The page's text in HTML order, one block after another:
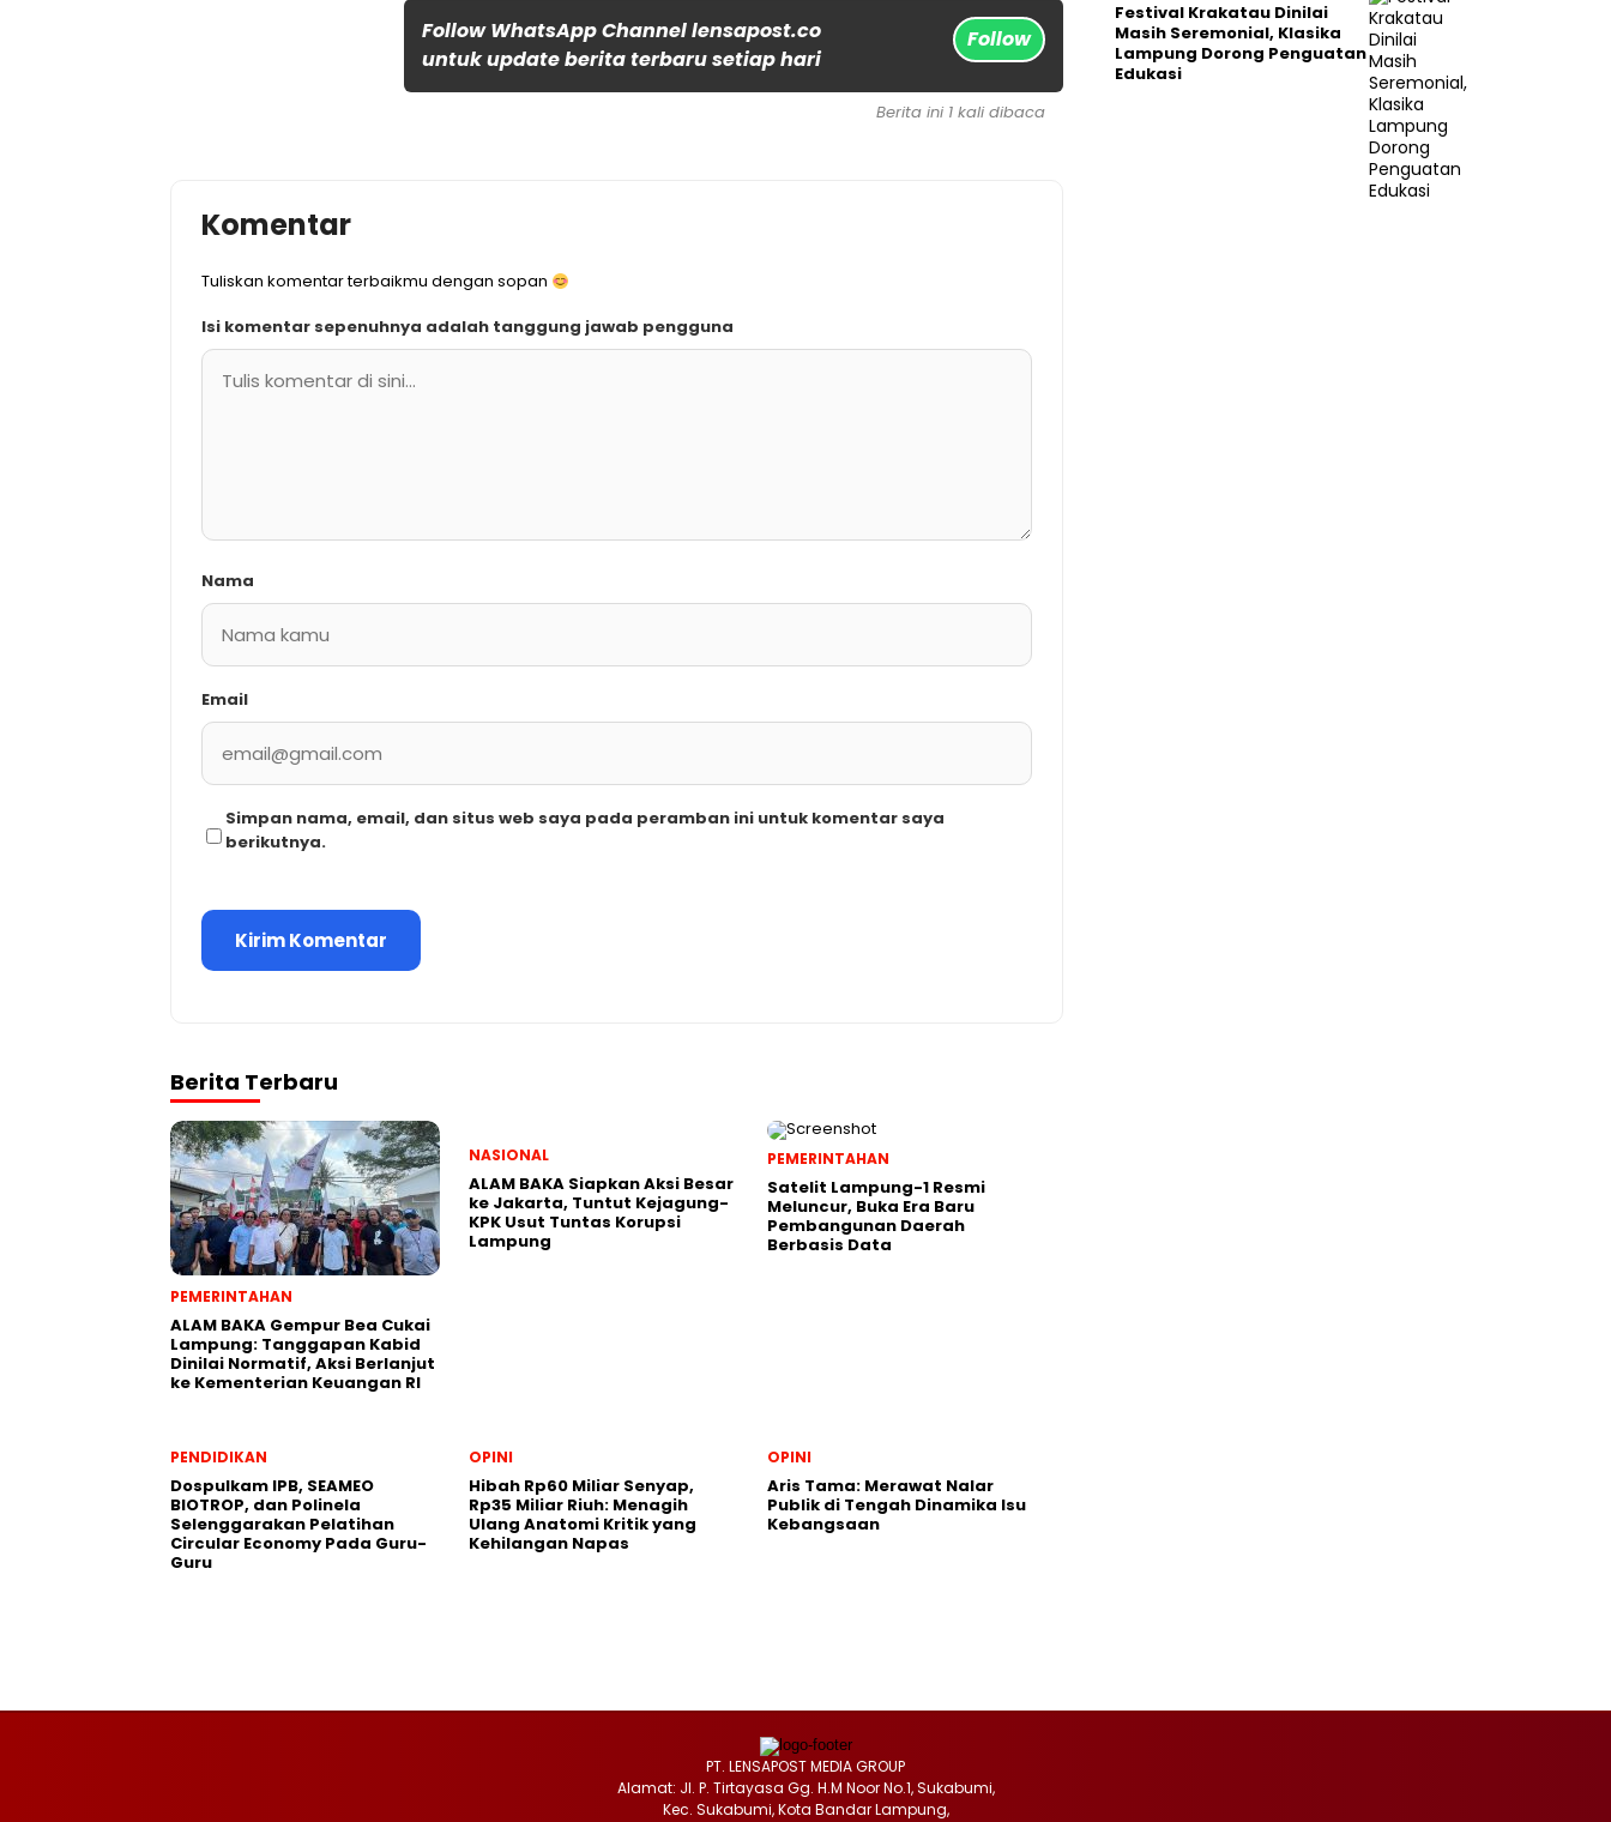
Follow WhatsApp Channel lensapost.co
untuk update berita terbaru setiap hari
Follow
Berita ini 1 kali dibaca
Komentar
Tuliskan komentar terbaikmu dengan sopan
Isi komentar sepenuhnya adalah tanggung jawab pengguna
Nama
Email
Simpan nama, email, dan situs web saya pada peramban ini untuk komentar saya
berikutnya.
Berita Terbaru
PEMERINTAHAN
ALAM BAKA Gempur Bea Cukai
Lampung: Tanggapan Kabid
Dinilai Normatif, Aksi Berlanjut
ke Kementerian Keuangan RI
NASIONAL
ALAM BAKA Siapkan Aksi Besar
ke Jakarta, Tuntut Kejagung-
KPK Usut Tuntas Korupsi
Lampung
PEMERINTAHAN
Satelit Lampung-1 Resmi
Meluncur, Buka Era Baru
Pembangunan Daerah
Berbasis Data
PENDIDIKAN
Dospulkam IPB, SEAMEO
BIOTROP, dan Polinela
Selenggarakan Pelatihan
Circular Economy Pada Guru-
Guru
OPINI
Hibah Rp60 Miliar Senyap,
Rp35 Miliar Riuh: Menagih
Ulang Anatomi Kritik yang
Kehilangan Napas
OPINI
Aris Tama: Merawat Nalar
Publik di Tengah Dinamika Isu
Kebangsaan
Festival Krakatau Dinilai
Masih Seremonial, Klasika
Lampung Dorong Penguatan
Edukasi
PT. LENSAPOST MEDIA GROUP
Alamat: Jl. P. Tirtayasa Gg. H.M Noor No.1, Sukabumi,
Kec. Sukabumi, Kota Bandar Lampung,